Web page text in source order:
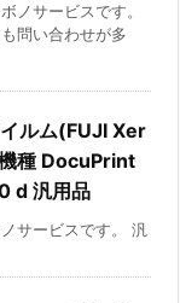
ノサービスです。
問い合わせが多
イルム(FUJI Xer
種 DocuPrint
d 汎用品
サービスです。 汎